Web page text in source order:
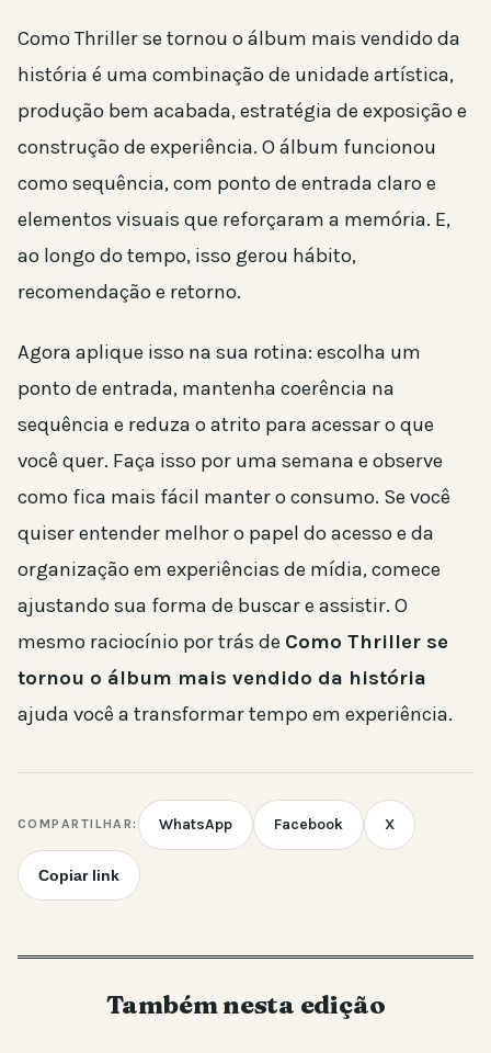
Como Thriller se tornou o álbum mais vendido da
história é uma combinação de unidade artística,
produção bem acabada, estratégia de exposição e
construção de experiência. O álbum funcionou
como sequência, com ponto de entrada claro e
elementos visuais que reforçaram a memória. E,
ao longo do tempo, isso gerou hábito,
recomendação e retorno.
Agora aplique isso na sua rotina: escolha um
ponto de entrada, mantenha coerência na
sequência e reduza o atrito para acessar o que
você quer. Faça isso por uma semana e observe
como fica mais fácil manter o consumo. Se você
quiser entender melhor o papel do acesso e da
organização em experiências de mídia, comece
ajustando sua forma de buscar e assistir. O
mesmo raciocínio por trás de Como Thriller se
tornou o álbum mais vendido da história
ajuda você a transformar tempo em experiência.
COMPARTILHAR: WhatsApp Facebook X
Copiar link
Também nesta edição